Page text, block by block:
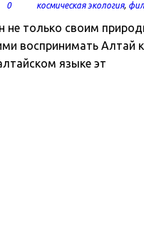
0 космическая экология,
только своим
воспринимать Алтай
языке эт